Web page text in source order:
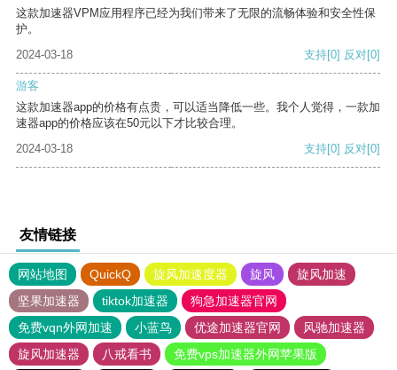
这款加速器VPM应用程序已经为我们带来了无限的流畅体验和安全性保
护。
2024-03-18
支持[0] 反对[0]
游客
这款加速器app的价格有点贵，可以适当降低一些。我个人觉得，一款加
速器app的价格应该在50元以下才比较合理。
2024-03-18
支持[0] 反对[0]
友情链接
网站地图 QuickQ 旋风加速度器 旋风
旋风加速
坚果加速器
tiktok加速器
狗急加速器官网
免费vqn外网加速
小蓝鸟 优途加速器官网
风驰加速器
旋风加速器
八戒看书
免费vps加速器外网苹果版